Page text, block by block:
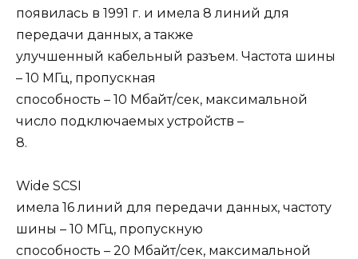
появилась в 1991 г. и имела 8 линий для
передачи данных, а также
улучшенный кабельный разъем. Частота шины
– 10 МГц, пропускная
способность – 10 Мбайт/сек, максимальной
число подключаемых устройств –
8.
Wide SCSI
имела 16 линий для передачи данных, частоту
шины – 10 МГц, пропускную
способность – 20 Мбайт/сек, максимальной